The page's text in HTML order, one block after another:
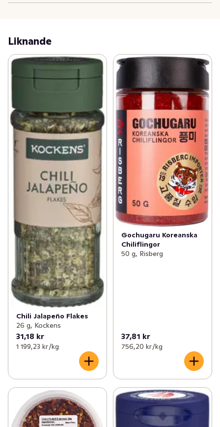
Liknande
Chili Jalapeño Flakes
26 g, Kockens
31,18 kr
1 199,23 kr /kg
Gochugaru Koreanska
Chiliflingor
50 g, Risberg
37,81 kr
756,20 kr /kg